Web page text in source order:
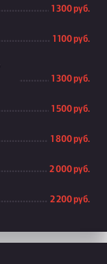
1 300 руб.
1 100 руб.
1 300 руб.
1 500 руб.
1 800 руб.
2 000 руб.
2 200 руб.